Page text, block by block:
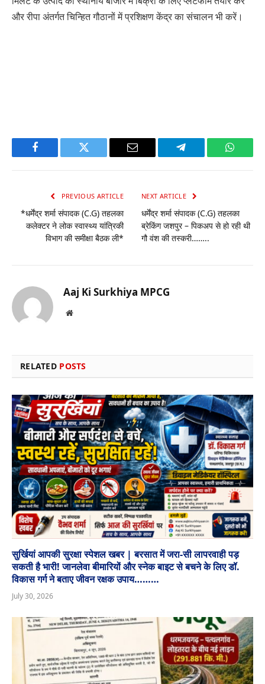
और रीपा अंतर्गत चिन्हित गौठानों में प्रशिक्षण केंद्र का संचालन भी करें।
Facebook Twitter Email Telegram
PREVIOUS ARTICLE
*धर्मेंद्र शर्मा संपादक (C.G) तहलका
कलेक्टर ने लोक स्वास्थ्य यांत्रिकी
विभाग की समीक्षा बैठक ली*
NEXT ARTICLE
धर्मेंद्र शर्मा संपादक (C.G) तहलका
ब्रेकिंग जशपुर – पिकअप से हो रही थी
गौ वंश की तस्करी……..
Aaj Ki Surkhiya MPCG
Website
RELATED POSTS
सुर्खियां आपकी सुरक्षा स्पेशल खबर | बरसात में जरा-सी लापरवाही पड़
सकती है भारी! जानलेवा बीमारियों और स्नेक बाइट से बचने के लिए डॉ.
विकास गर्ग ने बताए जीवन रक्षक उपाय………
July 30, 2026